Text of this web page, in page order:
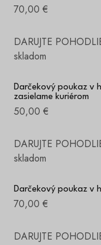
70,00 €
DARUJTE
skladom
Darčekový poukaz v
zasielame kuriérom
50,00 €
DARUJTE
skladom
Darčekový poukaz v
70,00 €
DARUJTE